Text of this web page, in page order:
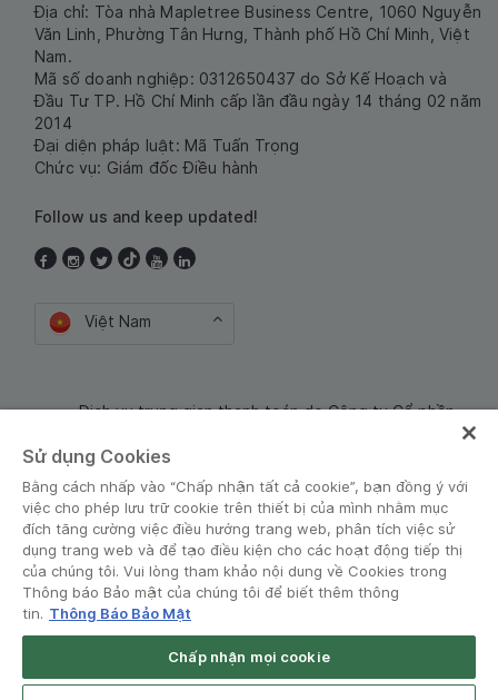
Địa chỉ: Tòa nhà Mapletree Business Centre, 1060 Nguyễn
Văn Linh, Phường Tân Hưng, Thành phố Hồ Chí Minh, Việt
Nam.
Mã số doanh nghiệp: 0312650437 do Sở Kế Hoạch và
Đầu Tư TP. Hồ Chí Minh cấp lần đầu ngày 14 tháng 02 năm
2014
Đại diện pháp luật: Mã Tuấn Trọng
Chức vụ: Giám đốc Điều hành
Follow us and keep updated!
Việt Nam
Dịch vụ trung gian thanh toán do Công ty Cổ phần
Điều khoản và Chính sách
© Grab 2010 - 2026
Sử dụng Cookies
Bằng cách nhấp vào “Chấp nhận tất cả cookie”, bạn đồng ý với
việc cho phép lưu trữ cookie trên thiết bị của mình nhằm mục
đích tăng cường việc điều hướng trang web, phân tích việc sử
dụng trang web và để tạo điều kiện cho các hoạt động tiếp thị
của chúng tôi. Vui lòng tham khảo nội dung về Cookies trong
Thông báo Bảo mật của chúng tôi để biết thêm thông
tin. Thông Báo Bảo Mật
Chấp nhận mọi cookie